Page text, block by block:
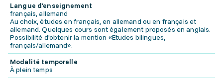
Langue d'enseignement
français, allemand
Au choix, études en français, en allemand ou en français et
allemand. Quelques cours sont également proposés en anglais.
Possibilité d'obtenir la mention «Etudes bilingues,
français/allemand».
Modalité temporelle
À plein temps